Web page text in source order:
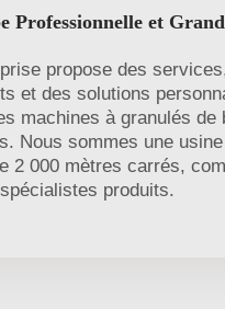
Professionnelle et
propose des
et des solutions
machines à granulés de
Nous sommes une
2 000 mètres carrés,
produits.